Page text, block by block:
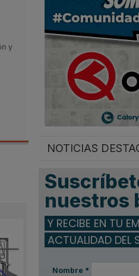
y
NOTICIAS
nuestros
Y RECIBE EN TU
ACTUALIDAD DEL
Nombre *